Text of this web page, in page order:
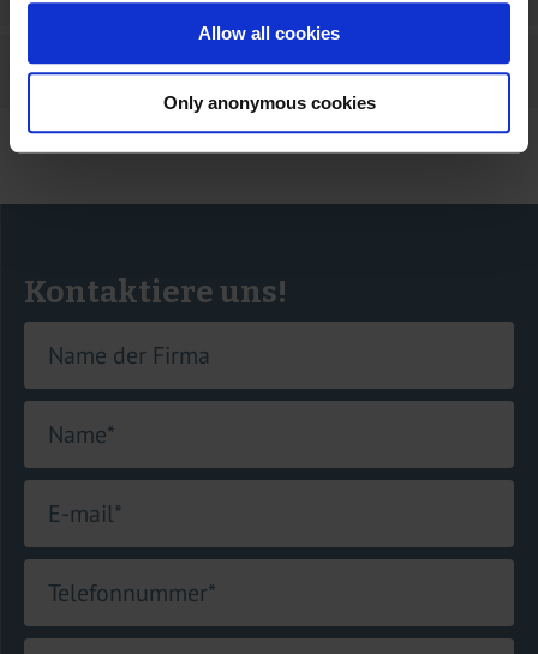
Allow all cookies
Only anonymous cookies
Kann LDFE auch Neumaschinen anbieten?
Kontaktiere uns!
Name der Firma
Name*
E-mail*
Telefonnummer*